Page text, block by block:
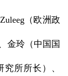
（欧洲政
金玲（中国国
所所长）、